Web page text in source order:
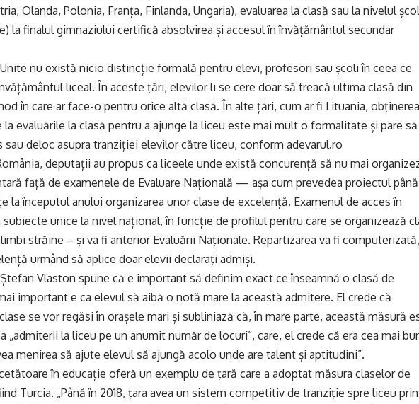
Olanda, Polonia, Franța, Finlanda, Ungaria), evaluarea la clasă sau la nivelul
la finalul gimnaziului certifică absolvirea și accesul în învățământul secundar
nu există nicio distincție formală pentru elevi, profesori sau școli în ceea ce
liceal. În aceste țări, elevilor li se cere doar să treacă ultima clasă din
în care ar face-o pentru orice altă clasă. În alte țări, cum ar fi Lituania, obținerea
evaluările la clasă pentru a ajunge la liceu este mai mult o formalitate și pare să
sau deloc asupra tranziției elevilor către liceu, conform adevarul.ro
deputații au propus ca liceele unde există concurență să nu mai
față de examenele de Evaluare Națională — așa cum prevedea proiectul până
la începutul anului organizarea unor clase de excelență. Examenul de acces în
subiecte unice la nivel național, în funcție de profilul pentru care se organizează
străine – și va fi anterior Evaluării Naționale. Repartizarea va fi computerizată,
urmând să aplice doar elevii declarați admiși.
Vlaston spune că e important să definim exact ce înseamnă o clasă de
important e ca elevul să aibă o notă mare la această admitere. El crede că
se vor regăsi în orașele mari și subliniază că, în mare parte, această măsură
„admiterii la liceu pe un anumit număr de locuri”, care, el crede că era cea mai
menirea să ajute elevul să ajungă acolo unde are talent și aptitudini”.
în educație oferă un exemplu de țară care a adoptat măsura claselor de
Turcia. „Până în 2018, țara avea un sistem competitiv de tranziție spre liceu